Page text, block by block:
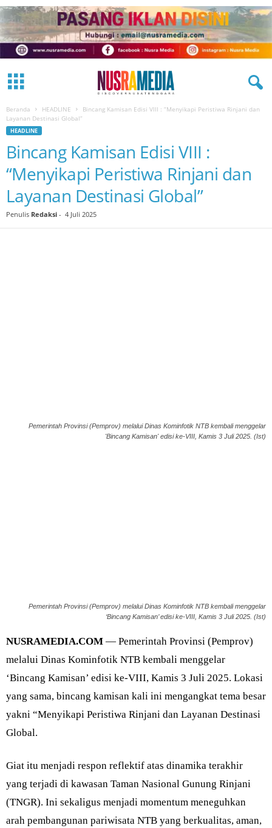
Beranda HEADLINE
Bincang Kamisan Edisi VIII : “Menyikapi Peristiwa Rinjani dan
Layanan Destinasi Global”
HEADLINE
Bincang Kamisan Edisi VIII :
“Menyikapi Peristiwa Rinjani dan
Layanan Destinasi Global”
Penulis Redaksi - 4 Juli 2025
Pemerintah Provinsi (Pemprov) melalui Dinas Kominfotik NTB kembali menggelar
'Bincang Kamisan' edisi ke-VIII, Kamis 3 Juli 2025. (Ist)
Pemerintah Provinsi (Pemprov) melalui Dinas Kominfotik NTB kembali menggelar
‘Bincang Kamisan’ edisi ke-VIII, Kamis 3 Juli 2025. (Ist)
NUSRAMEDIA.COM — Pemerintah Provinsi (Pemprov)
melalui Dinas Kominfotik NTB kembali menggelar
‘Bincang Kamisan’ edisi ke-VIII, Kamis 3 Juli 2025. Lokasi
yang sama, bincang kamisan kali ini mengangkat tema besar
yakni “Menyikapi Peristiwa Rinjani dan Layanan Destinasi
Global.
Giat itu menjadi respon reflektif atas dinamika terakhir
yang terjadi di kawasan Taman Nasional Gunung Rinjani
(TNGR). Ini sekaligus menjadi momentum meneguhkan
arah pembangunan pariwisata NTB yang berkualitas, aman,